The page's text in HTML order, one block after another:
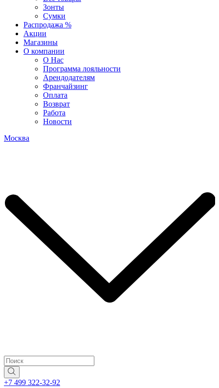
Зонты
Сумки
Распродажа %
Акции
Магазины
О компании
О Нас
Программа лояльности
Арендодателям
Франчайзинг
Оплата
Возврат
Работа
Новости
Москва
+7 499 322-32-92